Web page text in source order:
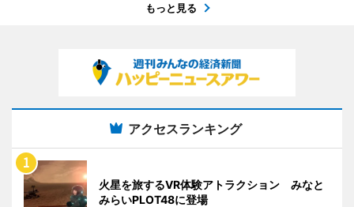
もっと見る
アクセスランキング
火星を旅するVR体験アトラクション みなと
みらいPLOT48に登場